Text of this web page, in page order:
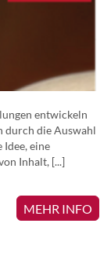
entwickeln
durch die Auswahl
eine
Inhalt, [...]
MEHR INFO